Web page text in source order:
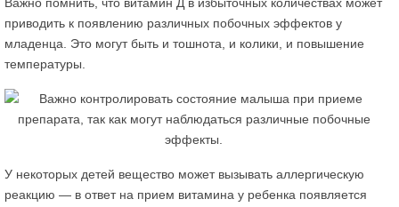
приводить к появлению различных побочных эффектов у
младенца. Это могут быть и тошнота, и колики, и повышение
температуры.
У некоторых детей вещество может вызывать аллергическую
реакцию — в ответ на прием витамина у ребенка появляется